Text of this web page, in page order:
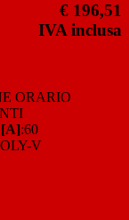
€ 196,51
IVA inclusa
ORARIO
:60
V